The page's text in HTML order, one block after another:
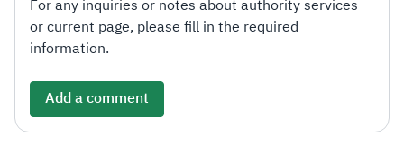
For any inquiries or notes about authority services
or current page, please fill in the required
information.
Add a comment